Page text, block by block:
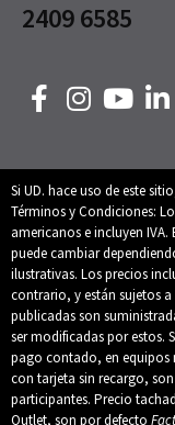
2409 6585
Si UD. hace uso de este
Términos y Condiciones:
americanos e incluyen
puede cambiar
ilustrativas. Los precios
contrario, y están sujetos a
publicadas son
ser modificadas por estos.
pago contado, en equipos
con tarjeta sin recargo,
participantes. Precio
Outlet, son por defecto